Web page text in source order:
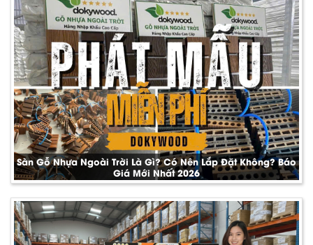
Sàn Gỗ Nhựa Ngoài Trời Là Gì? Có Nên Lắp Đặt Không? Báo
Giá Mới Nhất 2026